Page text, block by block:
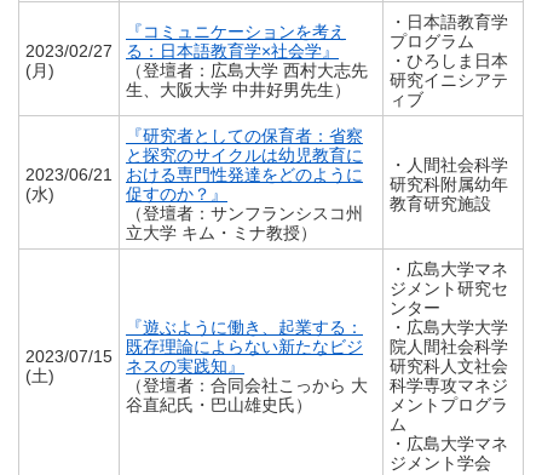
2023/02/27
(月)
『コミュニケーションを考え
る：日本語教育学×社会学』
（登壇者：広島大学 西村大志先
生、大阪大学 中井好男先生）
・日本語教育学
プログラム
・ひろしま日本
研究イニシアテ
ィブ
2023/06/21
(水)
『研究者としての保育者：省察
と探究のサイクルは幼児教育に
おける専門性発達をどのように
促すのか？』
（登壇者：サンフランシスコ州
立大学 キム・ミナ教授）
・人間社会科学
研究科附属幼年
教育研究施設
2023/07/15
(土)
『遊ぶように働き、起業する：
既存理論によらない新たなビジ
ネスの実践知』
（登壇者：合同会社こっから 大
谷直紀氏・巴山雄史氏）
・広島大学マネ
ジメント研究セ
ンター
・広島大学大学
院人間社会科学
研究科人文社会
科学専攻マネジ
メントプログラ
ム
・広島大学マネ
ジメント学会